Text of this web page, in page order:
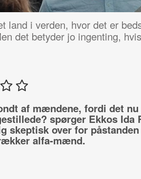
land i verden, hvor det er
det betyder jo ingenting,
af mændene, fordi det nu
spørger Ekkos Ida
skeptisk over for
alfa-mænd.